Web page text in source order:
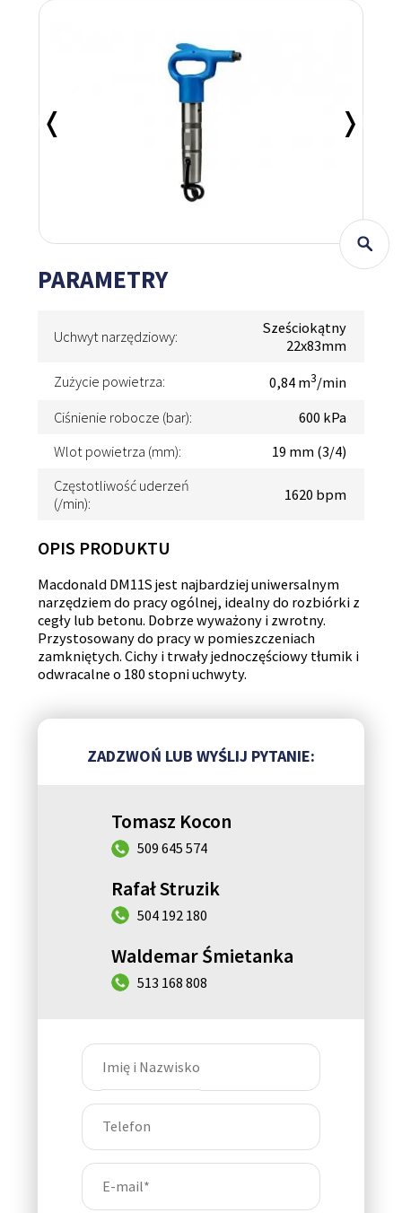
PARAMETRY
Uchwyt narzędziowy:
Sześciokątny
22x83mm
Zużycie powietrza:
0,84 m3/min
Ciśnienie robocze (bar):
600 kPa
Wlot powietrza (mm):
19 mm (3/4)
Częstotliwość uderzeń
(/min):
1620 bpm
OPIS PRODUKTU
Macdonald DM11S jest najbardziej uniwersalnym
narzędziem do pracy ogólnej, idealny do rozbiórki z
cegły lub betonu. Dobrze wyważony i zwrotny.
Przystosowany do pracy w pomieszczeniach
zamkniętych. Cichy i trwały jednoczęściowy tłumik i
odwracalne o 180 stopni uchwyty.
ZADZWOŃ LUB WYŚLIJ PYTANIE:
Tomasz Kocon
509 645 574
Rafał Struzik
504 192 180
Waldemar Śmietanka
513 168 808